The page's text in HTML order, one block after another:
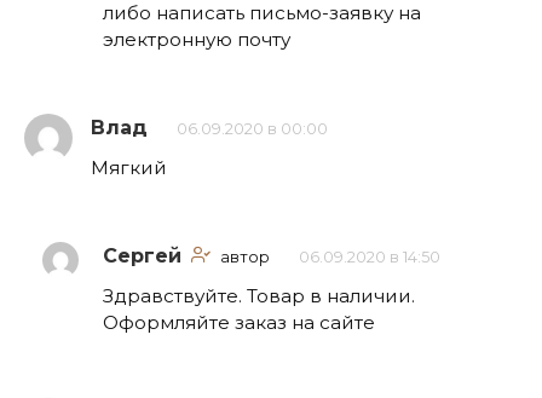
либо написать письмо-заявку на
электронную почту
Влад 06.09.2020 в 00:00
Мягкий
Сергей автор 06.09.2020 в 14:50
Здравствуйте. Товар в наличии.
Оформляйте заказ на сайте